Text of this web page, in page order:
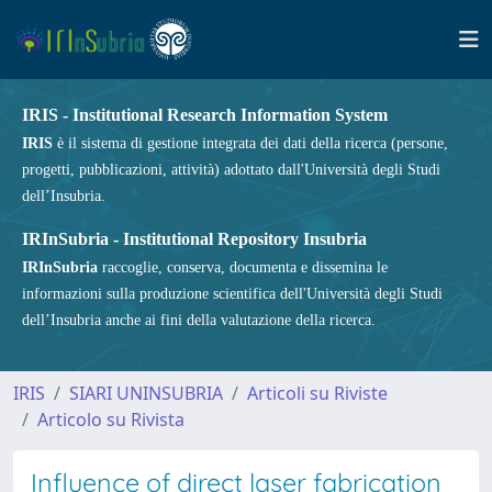
IRIS - Institutional Research Information System
IRIS è il sistema di gestione integrata dei dati della ricerca (persone,
progetti, pubblicazioni, attività) adottato dall'Università degli Studi
dell’Insubria.
IRInSubria - Institutional Repository Insubria
IRInSubria raccoglie, conserva, documenta e dissemina le
informazioni sulla produzione scientifica dell'Università degli Studi
dell’Insubria anche ai fini della valutazione della ricerca.
IRIS SIARI UNINSUBRIA
Articoli su Riviste
Articolo su Rivista
Influence of direct laser fabrication